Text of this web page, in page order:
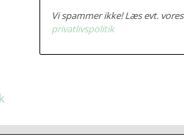
Vi spammer ikke! Læs evt. vores
privatlivspolitik